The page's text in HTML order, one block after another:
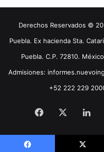
Derechos Reservados ©
Puebla. Ex hacienda Sta.
Puebla. C.P. 72810.
Admisiones:
+52 222 229
Facebook